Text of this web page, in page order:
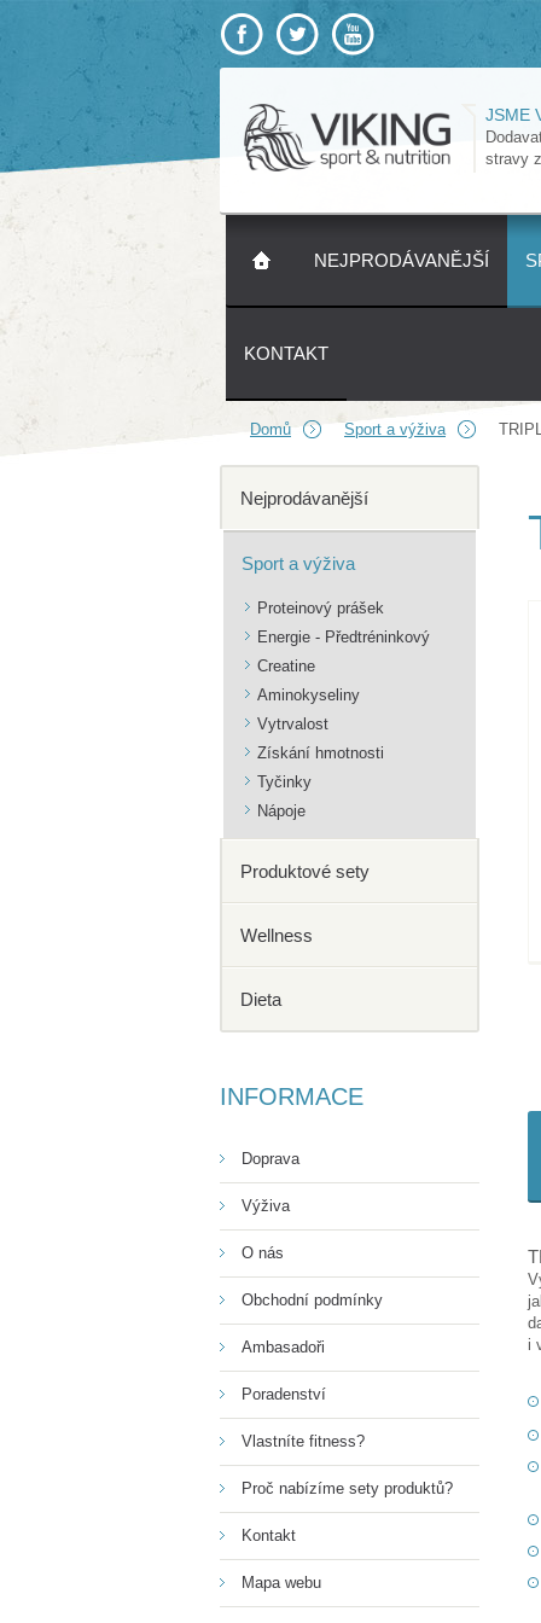
JSME
stravy
NEJPRODÁVANĚJŠÍ
KONTAKT
Domů Sport a výživa
Nejprodávanější
Sport a výživa
Proteinový prášek
Energie - Předtréninkový
Creatine
Aminokyseliny
Vytrvalost
Získání hmotnosti
Tyčinky
Nápoje
Produktové sety
Wellness
Dieta
INFORMACE
Doprava
Výživa
O nás
Obchodní podmínky
Ambasadoři
Poradenství
Vlastníte fitness?
Proč nabízíme sety produktů?
Kontakt
Mapa webu
i